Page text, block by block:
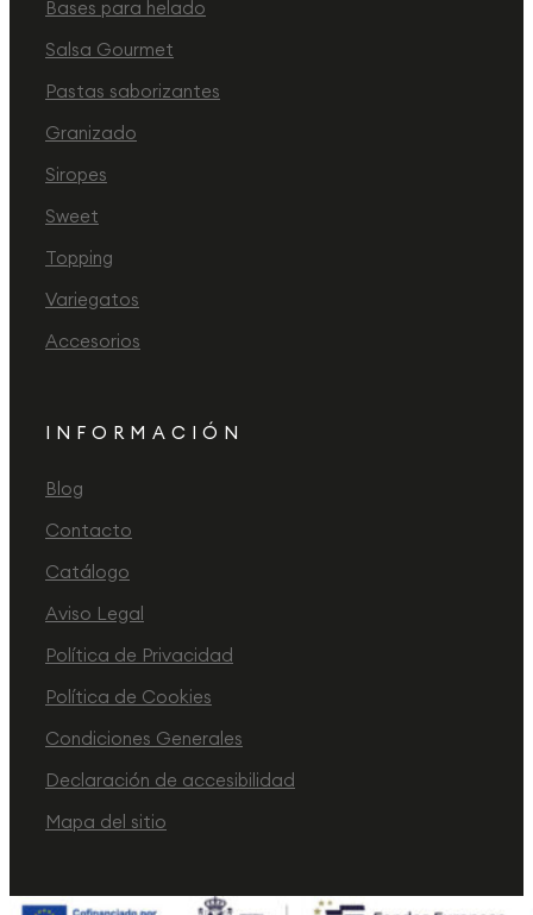
Bases para helado
Salsa Gourmet
Pastas saborizantes
Granizado
Siropes
Sweet
Topping
Variegatos
Accesorios
INFORMACIÓN
Blog
Contacto
Catálogo
Aviso Legal
Política de Privacidad
Política de Cookies
Condiciones Generales
Declaración de accesibilidad
Mapa del sitio